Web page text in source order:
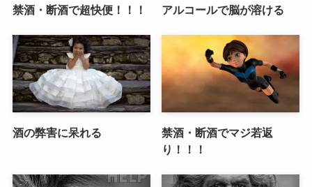
禁酒・断酒で超快便！！！ アルコールで脳が溶ける
酒の弊害に呆れる
禁酒・断酒でマジ若返
り！！！